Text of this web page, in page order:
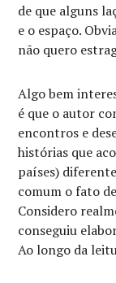
de que alguns
e o espaço.
não quero
Algo bem
é que o autor
encontros e
histórias que
países)
comum o fato
Considero
conseguiu
Ao longo da